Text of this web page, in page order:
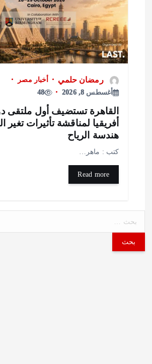
رمضان حلمي
أخبار مصر
أغسطس 8, 2026
48
تستضيف أول ملتقى دولي في
لمناقشة تأثيرات تغير المناخ في
الرياح
: ماهر…